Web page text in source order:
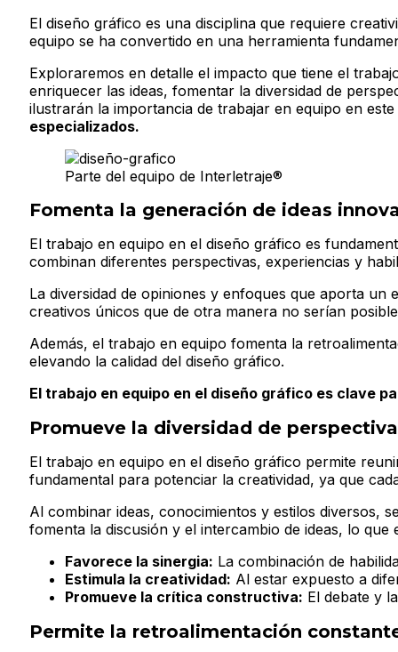
El diseño gráfico es una disciplina que requiere
equipo se ha convertido en una herramienta
Exploraremos en detalle el impacto que tiene el
enriquecer las ideas, fomentar la diversidad de
ilustrarán la importancia de trabajar en equipo en
especializados.
Parte del equipo de Interletraje®
Fomenta la generación de ideas
El trabajo en equipo en el diseño gráfico es
combinan diferentes perspectivas, experiencias y
La diversidad de opiniones y enfoques que aporta
creativos únicos que de otra manera no serían
Además, el trabajo en equipo fomenta la
elevando la calidad del diseño gráfico.
El trabajo en equipo en el diseño gráfico es clave
Promueve la diversidad de
El trabajo en equipo en el diseño gráfico permite
fundamental para potenciar la creatividad, ya que
Al combinar ideas, conocimientos y estilos diversos,
fomenta la discusión y el intercambio de ideas, lo
Favorece la sinergia: La combinación de
Estimula la creatividad: Al estar expuesto a
Promueve la crítica constructiva: El debate y
Permite la retroalimentación